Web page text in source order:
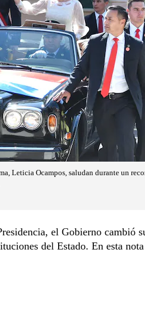
Leticia Ocampos, saludan durante un
el Gobierno cambió
del Estado. En esta